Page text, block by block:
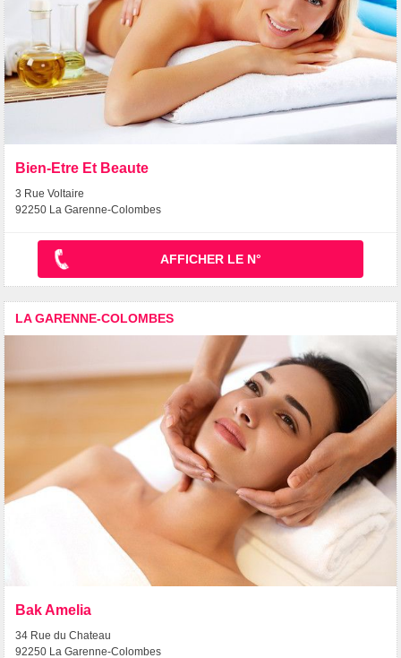
Bien-Etre Et Beaute
3 Rue Voltaire
92250 La Garenne-Colombes
AFFICHER LE N°
LA GARENNE-COLOMBES
Bak Amelia
34 Rue du Chateau
92250 La Garenne-Colombes